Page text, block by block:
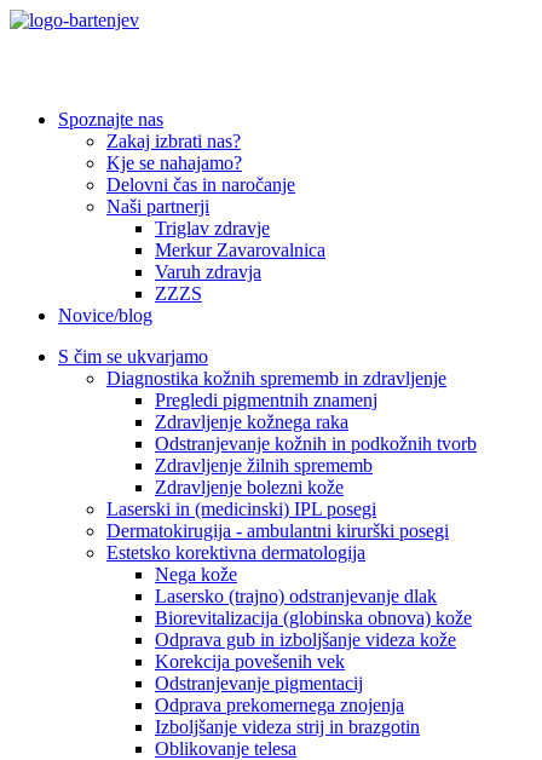
Spoznajte nas
Zakaj izbrati nas?
Kje se nahajamo?
Delovni čas in naročanje
Naši partnerji
Triglav zdravje
Merkur Zavarovalnica
Varuh zdravja
ZZZS
Novice/blog
S čim se ukvarjamo
Diagnostika kožnih sprememb in zdravljenje
Pregledi pigmentnih znamenj
Zdravljenje kožnega raka
Odstranjevanje kožnih in podkožnih tvorb
Zdravljenje žilnih sprememb
Zdravljenje bolezni kože
Laserski in (medicinski) IPL posegi
Dermatokirugija - ambulantni kirurški posegi
Estetsko korektivna dermatologija
Nega kože
Lasersko (trajno) odstranjevanje dlak
Biorevitalizacija (globinska obnova) kože
Odprava gub in izboljšanje videza kože
Korekcija povešenih vek
Odstranjevanje pigmentacij
Odprava prekomernega znojenja
Izboljšanje videza strij in brazgotin
Oblikovanje telesa